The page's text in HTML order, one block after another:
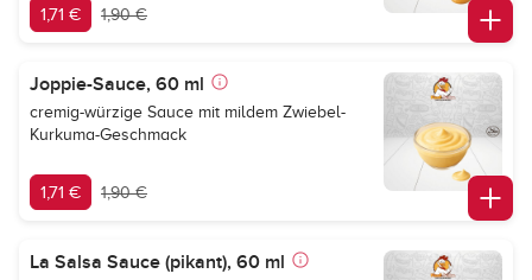
1,71 € 1,90 €
Joppie-Sauce, 60 ml
cremig-würzige Sauce mit mildem Zwiebel-
Kurkuma-Geschmack
1,71 € 1,90 €
La Salsa Sauce (pikant), 60 ml